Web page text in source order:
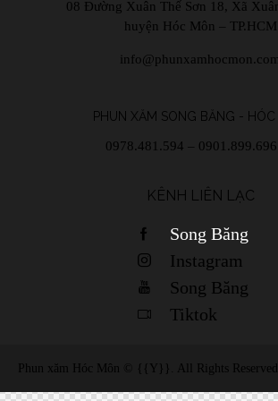
08 Đường Xuân Thế Sơn 18, Xã
huyện Hóc Môn – TP.HCM
info@phunxamhocmon.com
PHUN XĂM SONG BĂNG - HÓC
0978.481.594 – 0901.899.696
KÊNH LIÊN LẠC
Song Băng
Instagram
Song Băng
Tiktok
Phun xăm Hóc Môn © {{Y}}. All Rights Reserved.